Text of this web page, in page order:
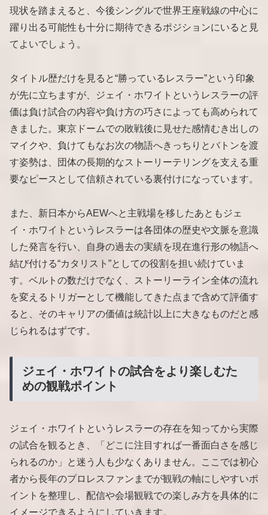
現状を踏まえると、今後シングルで世界王座戦線の中心に
躍り出る可能性も十分に期待できるポジションにいると見
てよいでしょう。
タイトル歴だけを見ると“勝っているレスラー”という印象
が先に立ちますが、ジェイ・ホワイトというレスラーの評
価は負け試合の内容や負け方の巧さによっても高められて
きました。東京ドームでの敗戦後に見せた感情むき出しの
マイクや、負けてもなお次の物語へきっちりとバトンを渡
す姿勢は、団体の長期的なストーリーテリングを支える重
要なピースとして信頼されている裏付けになっています。
また、新日本からAEWへと主戦場を移したあともジェ
イ・ホワイトというレスラーは各団体の歴史や文脈を意識
した発言を行い、自身の過去の実績を現在進行形の物語へ
結び付ける“カタリスト”としての役割を担い続けていま
す。ベルトの数だけでなく、ストーリーライン全体の流れ
を変えるトリガーとして機能してきた点まで含めて評価す
ると、そのキャリアの価値は統計以上に大きなものだと感
じられるはずです。
ジェイ・ホワイトの試合をより楽しむた
めの観戦ポイント
ジェイ・ホワイトというレスラーの存在を知ってから実際
の試合を観るとき、「どこに注目すれば一番面白さを感じ
られるのか」と迷う人も少なくありません。ここでは初心
者から長年のプロレスファンまでが観戦の軸にしやすいポ
イントを整理し、配信や会場観戦での楽しみ方を具体的に
イメージできるようにしていきます。